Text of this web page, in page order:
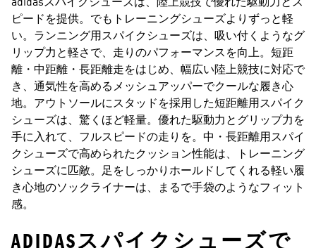
adidasスパイクシューズは、陸上競技で優れた駆動力とス
ピードを提供。でもトレーニングシューズよりずっと軽
い。ランニング用スパイクシューズは、吸い付くようなグ
リップ力と軽さで、走りのパフォーマンスを向上。短距
離・中距離・長距離走をはじめ、幅広い陸上競技に対応で
き、通気性を高めるメッシュアッパーでクールな履き心
地。アウトソールにスタッドを採用した短距離用スパイク
シューズは、驚くほど軽量。優れた駆動力とグリップ力を
手に入れて、フルスピードの走りを。中・長距離用スパイ
クシューズで高められたクッション性能は、トレーニング
シューズに匹敵。足をしっかりホールドしてくれる軽い履
き心地のソックライナーは、まるで手袋のようなフィット
感。
ADIDASスパイクシューズで